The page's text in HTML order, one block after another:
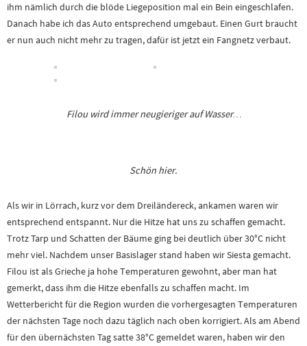
ihm nämlich durch die blöde Liegeposition mal ein Bein eingeschlafen.
Danach habe ich das Auto entsprechend umgebaut. Einen Gurt braucht
er nun auch nicht mehr zu tragen, dafür ist jetzt ein Fangnetz verbaut.
Filou wird immer neugieriger auf Wasser…
Schön hier.
Als wir in Lörrach, kurz vor dem Dreiländereck, ankamen waren wir
entsprechend entspannt. Nur die Hitze hat uns zu schaffen gemacht.
Trotz Tarp und Schatten der Bäume ging bei deutlich über 30°C nicht
mehr viel. Nachdem unser Basislager stand haben wir Siesta gemacht.
Filou ist als Grieche ja hohe Temperaturen gewohnt, aber man hat
gemerkt, dass ihm die Hitze ebenfalls zu schaffen macht. Im
Wetterbericht für die Region wurden die vorhergesagten Temperaturen
der nächsten Tage noch dazu täglich nach oben korrigiert. Als am Abend
für den übernächsten Tag satte 38°C gemeldet waren, haben wir den